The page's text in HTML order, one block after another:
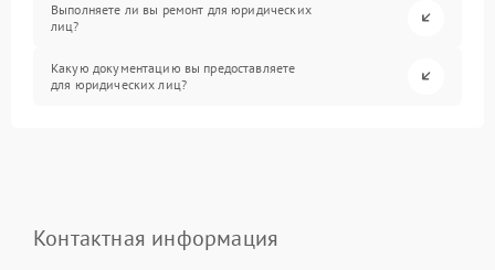
Выполняете ли вы ремонт для юридических
лиц?
Какую документацию вы предоставляете
для юридических лиц?
Контактная информация